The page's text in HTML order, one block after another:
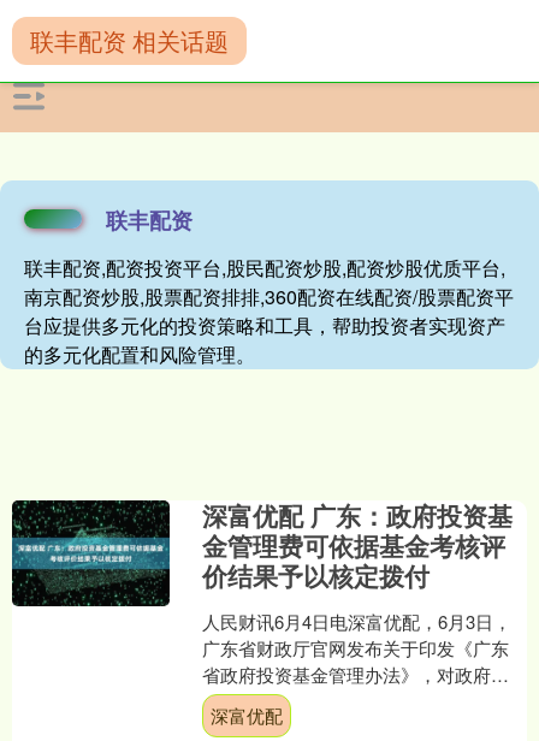
联丰配资
联丰配资,配资投资平台,股民配资炒股,配资炒股优质平台,
南京配资炒股,股票配资排排,360配资在线配资/股票配资平
台应提供多元化的投资策略和工具，帮助投资者实现资产
的多元化配置和风险管理。
联丰配资 相关话题
深富优配 广东：政府投资基
金管理费可依据基金考核评
价结果予以核定拨付
人民财讯6月4日电深富优配，6月3日，
广东省财政厅官网发布关于印发《广东
省政府投资基金管理办法》，对政府投
资基金的管理费缴付提出了三点指引：
一是，政府投资基金管....
深富优配